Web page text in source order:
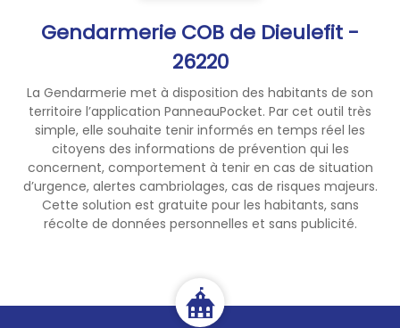
Gendarmerie COB de Dieulefit -
26220
La Gendarmerie met à disposition des habitants de son
territoire l’application PanneauPocket. Par cet outil très
simple, elle souhaite tenir informés en temps réel les
citoyens des informations de prévention qui les
concernent, comportement à tenir en cas de situation
d’urgence, alertes cambriolages, cas de risques majeurs.
Cette solution est gratuite pour les habitants, sans
récolte de données personnelles et sans publicité.